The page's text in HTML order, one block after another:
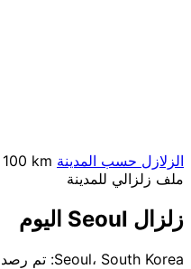
الزلازل حسب المدينة 100 km
ملف زلزالي للمدينة
زلزال Seoul اليوم
Seoul، South Korea: تم رصد 1 زلازل بقوة 4٫0+ ضمن نطاق 100 كم.